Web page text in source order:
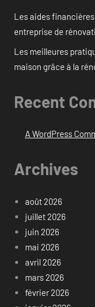
Les aides
entreprise de
Les meilleures
maison grâce à la
Recent
A WordPress
Archives
août 2026
juillet 2026
juin 2026
mai 2026
avril 2026
mars 2026
février 2026